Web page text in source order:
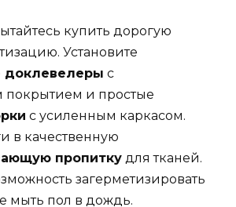
купить дорогую
Установите
доклевелеры с
и простые
с усиленным каркасом.
в качественную
пропитку для тканей.
загерметизировать
мыть пол в дождь.